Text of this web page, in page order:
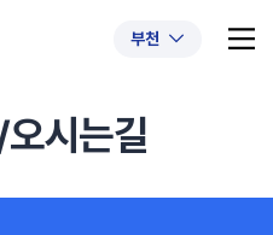
부천
시는길